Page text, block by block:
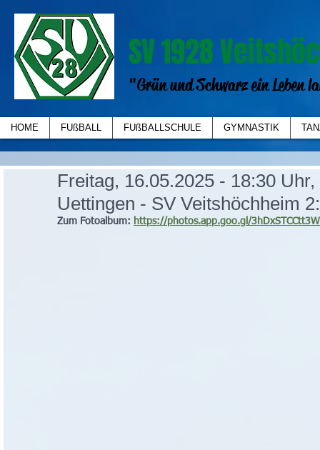
SV 1928
"Grün und Schwarz ein Leben
HOME FUßBALL FUßBALLSCHULE GYMNASTIK
Freitag, 16.05.2025 - 18:30
Uettingen - SV Veitshöchheim
Zum Fotoalbum: https://photos.app.goo.gl/